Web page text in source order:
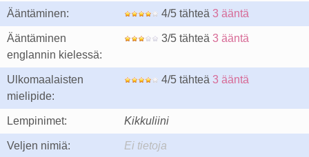
Ääntäminen: 4/5 tähteä 3 ääntä
Ääntäminen
englannin kielessä:
3/5 tähteä 3 ääntä
Ulkomaalaisten
mielipide:
4/5 tähteä 3 ääntä
Lempinimet: Kikkuliini
Veljen nimiä: Ei tietoja